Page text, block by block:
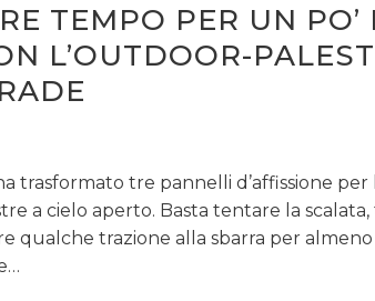
TEMPO PER UN PO’
L’OUTDOOR-
trasformato tre pannelli d’affissione per
a cielo aperto. Basta tentare la
qualche trazione alla sbarra per